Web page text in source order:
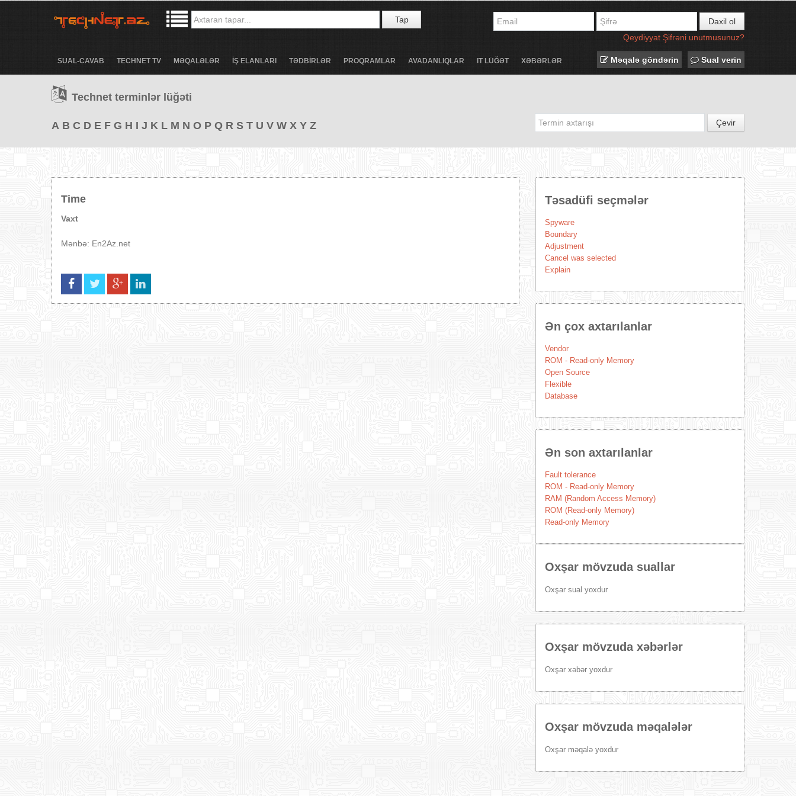
Tap
Daxil ol
Qeydiyyat Şifrəni unutmusunuz?
SUAL-CAVAB TECHNET TV MƏQALƏLƏR İŞ ELANLARI TƏDBİRLƏR PROQRAMLAR AVADANLIQLAR IT LÜĞƏT XƏBƏRLƏR Məqalə göndərin Sual verin
Technet terminlər lüğəti
A B C D E F G H I J K L M N O P Q R S T U V W X Y Z Çevir
Time
Vaxt
Mənbə: En2Az.net
Təsadüfi seçmələr
Spyware
Boundary
Adjustment
Cancel was selected
Explain
Ən çox axtarılanlar
Vendor
ROM - Read-only Memory
Open Source
Flexible
Database
Ən son axtarılanlar
Fault tolerance
ROM - Read-only Memory
RAM (Random Access Memory)
ROM (Read-only Memory)
Read-only Memory
Oxşar mövzuda suallar
Oxşar sual yoxdur
Oxşar mövzuda xəbərlər
Oxşar xəbər yoxdur
Oxşar mövzuda məqalələr
Oxşar məqalə yoxdur